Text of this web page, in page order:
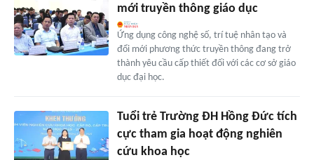
mới truyền thông giáo dục
Ứng dụng công nghệ số, trí tuệ nhân tạo và
đổi mới phương thức truyền thông đang trở
thành yêu cầu cấp thiết đối với các cơ sở giáo
dục đại học.
Tuổi trẻ Trường ĐH Hồng Đức tích
cực tham gia hoạt động nghiên
cứu khoa học